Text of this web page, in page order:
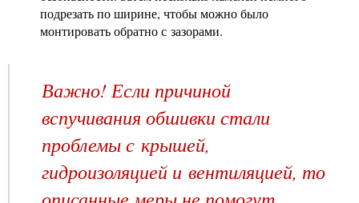
подрезать по ширине, чтобы можно было
монтировать обратно с зазорами.
Важно! Если причиной
вспучивания обшивки стали
проблемы с крышей,
гидроизоляцией и вентиляцией, то